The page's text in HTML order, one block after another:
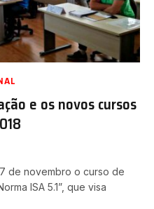
e os novos cursos
de novembro o curso de
ISA 5.1”, que visa